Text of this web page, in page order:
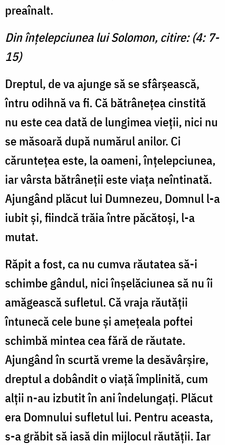
preaînalt.
Din înţelepciunea lui Solomon, citire: (4: 7-
15)
Dreptul, de va ajunge să se sfârșească,
întru odihnă va fi. Că bătrânețea cinstită
nu este cea dată de lungimea vieţii, nici nu
se măsoară după numărul anilor. Ci
căruntețea este, la oameni, înţelepciunea,
iar vâr­sta bătrâneții este viața neîntinată.
Ajungând plăcut lui Dumnezeu, Domnul l-a
iubit şi, fiindcă trăia între păcătoşi, l-a
mutat.
Răpit a fost, ca nu cumva răutatea să-i
schimbe gândul, nici înşelăciunea să nu îi
amăgească sufletul. Că vraja răutății
întunecă cele bune şi ameţeala poftei
schimbă mintea cea fără de răutate.
Ajungând în scurtă vreme la desăvârşire,
dreptul a dobân­dit o viaţă împlinită, cum
alţii n-au izbutit în ani îndelungaţi. Plăcut
era Domnului sufletul lui. Pentru aceasta,
s-a grăbit să iasă din mijlocul răutăţii. Iar